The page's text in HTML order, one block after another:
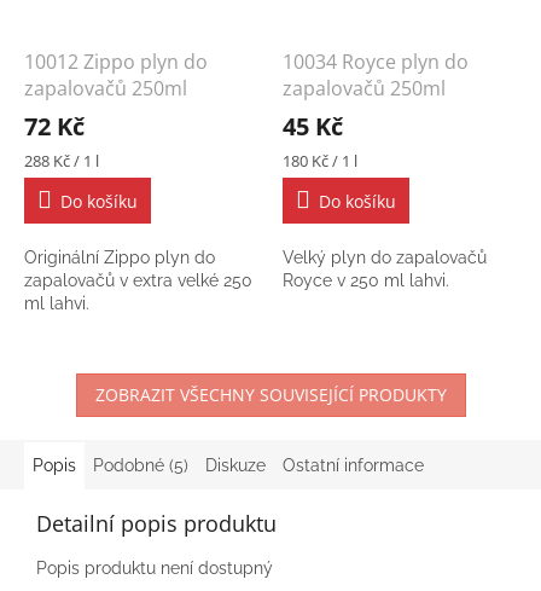
10012 Zippo plyn do
zapalovačů 250ml
72 Kč
Měrná
cena:
288 Kč / 1 l
Do košíku
Originální Zippo plyn do
zapalovačů v extra velké 250
ml lahvi.
10034 Royce plyn do
zapalovačů 250ml
45 Kč
Měrná
cena:
180 Kč / 1 l
Do košíku
Velký plyn do zapalovačů
Royce v 250 ml lahvi.
ZOBRAZIT VŠECHNY SOUVISEJÍCÍ PRODUKTY
Popis Podobné (5) Diskuze Ostatní informace
Detailní popis produktu
Popis produktu není dostupný